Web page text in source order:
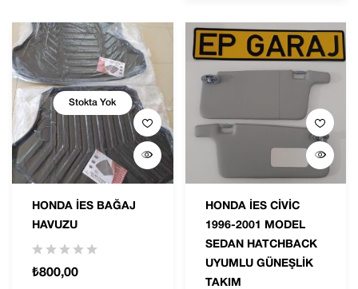
Stokta Yok
HONDA İES BAĞAJ
HAVUZU
₺800,00
HONDA İES CİVİC
1996-2001 MODEL
SEDAN HATCHBACK
UYUMLU GÜNEŞLİK
TAKIM